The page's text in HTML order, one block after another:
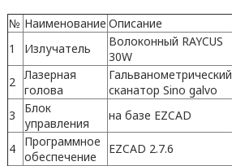
№ Наименование Описание
1
Излучатель
Волоконный RAYCUS
30W
2 Лазерная
голова
Гальванометрический
сканатор Sino galvo
3
Блок
управления
на базе EZCAD
4
Программное
обеспечение
EZCAD 2.7.6